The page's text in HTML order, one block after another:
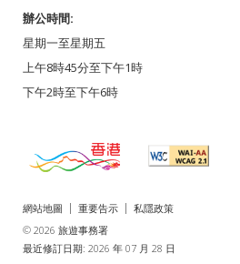
辦公時間:
星期一至星期五
上午8時45分至下午1時
下午2時至下午6時
網站地圖 重要告示
私隱政策
© 2026 旅遊事務署
最近修訂日期: 2026 年 07 月 28 日